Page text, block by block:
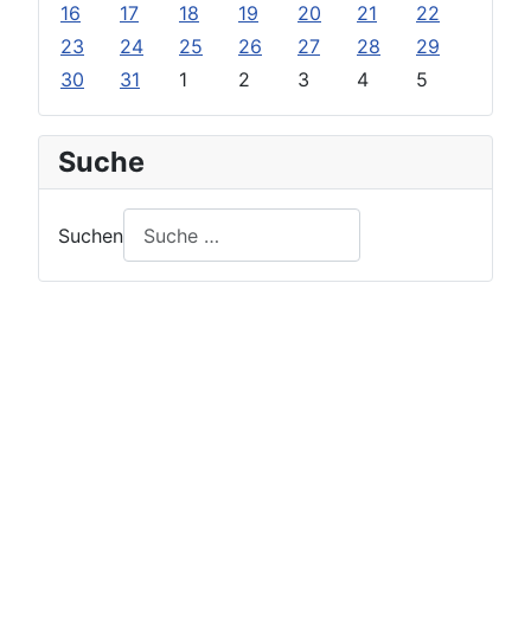
16
17 18 19 20 21
22
23
24 25 26 27 28
29
30
31 1 2 3 4 5
Suche
Suchen